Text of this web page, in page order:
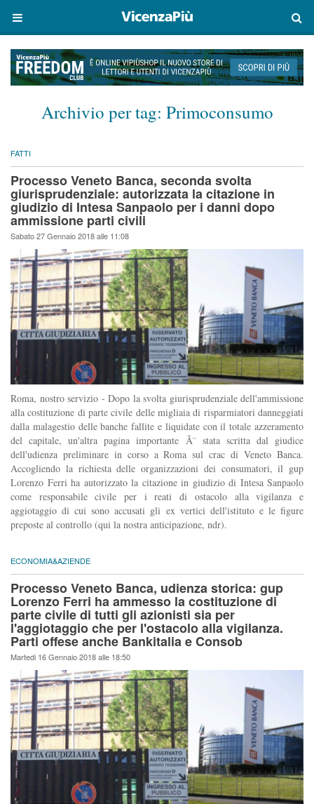
Archivio per tag: Primoconsumo
FATTI
Processo Veneto Banca, seconda svolta
giurisprudenziale: autorizzata la citazione in
giudizio di Intesa Sanpaolo per i danni dopo
ammissione parti civili
Sabato 27 Gennaio 2018 alle 11:08
Roma, nostro servizio - Dopo la svolta giurisprudenziale dell'ammissione
alla costituzione di parte civile delle migliaia di risparmiatori danneggiati
dalla malagestio delle banche fallite e liquidate con il totale azzeramento
del capitale, un'altra pagina importante Ã¨ stata scritta dal giudice
dell'udienza preliminare in corso a Roma sul crac di Veneto Banca.
Accogliendo la richiesta delle organizzazioni dei consumatori, il gup
Lorenzo Ferri ha autorizzato la citazione in giudizio di Intesa Sanpaolo
come responsabile civile per i reati di ostacolo alla vigilanza e
aggiotaggio di cui sono accusati gli ex vertici dell'istituto e le figure
preposte al controllo (qui la nostra anticipazione, ndr).
ECONOMIA&AZIENDE
Processo Veneto Banca, udienza storica: gup
Lorenzo Ferri ha ammesso la costituzione di
parte civile di tutti gli azionisti sia per
l'aggiotaggio che per l'ostacolo alla vigilanza.
Parti offese anche Bankitalia e Consob
Martedi 16 Gennaio 2018 alle 18:50